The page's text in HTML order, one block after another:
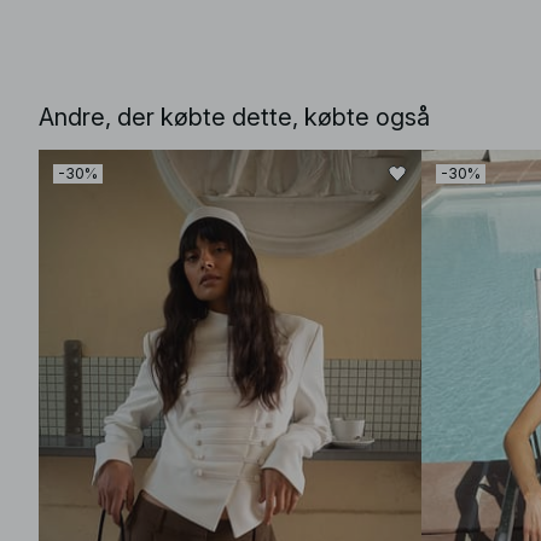
Andre, der købte dette, købte også
-30% -30%